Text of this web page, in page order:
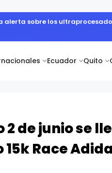
Ecuador Quito
alerta sobre los
2 de junio se
Race